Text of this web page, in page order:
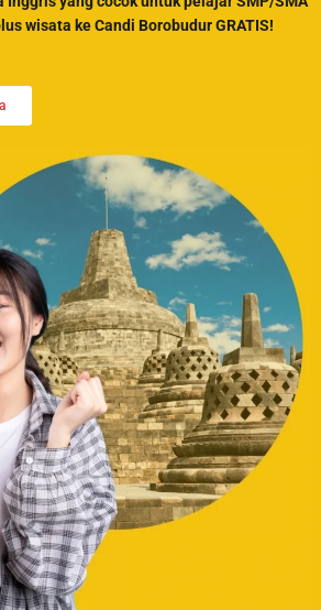
wisata ke Candi Borobudur GRATIS!